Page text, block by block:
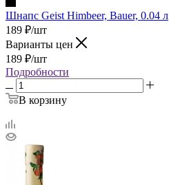
Шнапс Geist Himbeer, Bauer, 0.04 л
189 ₽/шт
Варианты цен
189 ₽/шт
Подробности
В корзину